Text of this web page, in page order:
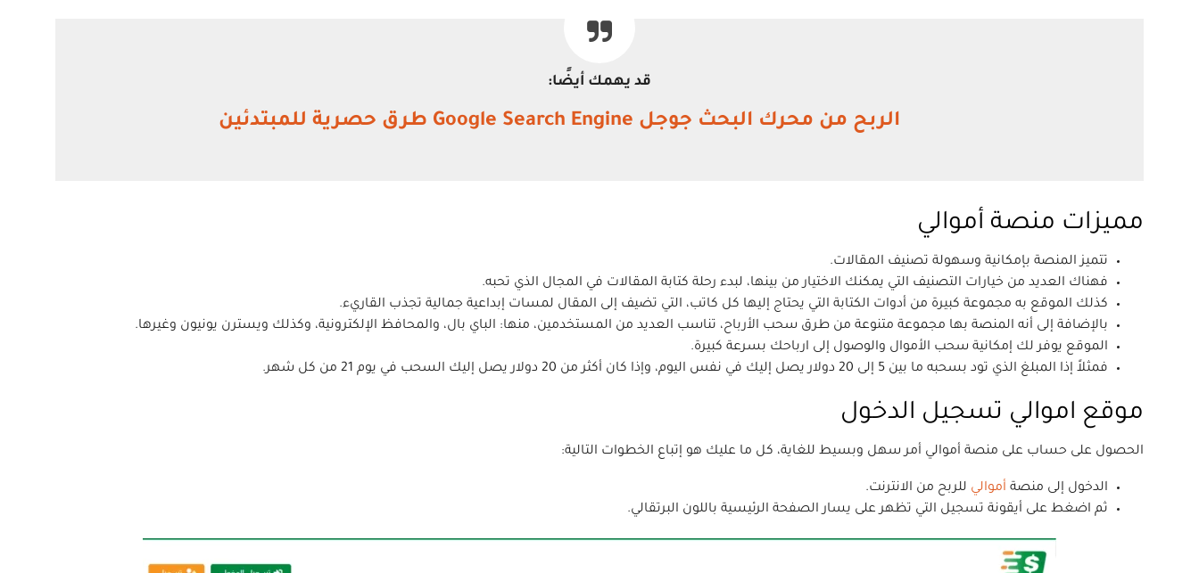
قد يهمك أيضًا:
الربح من محرك البحث جوجل Google Search Engine طرق حصرية للمبتدئين
مميزات منصة أموالي
تتميز المنصة بإمكانية وسهولة تصنيف المقالات.
فهناك العديد من خيارات التصنيف التي يمكنك الاختيار من بينها، لبدء رحلة كتابة المقالات في المجال الذي تحبه.
كذلك الموقع به مجموعة كبيرة من أدوات الكتابة التي يحتاج إليها كل كاتب، التي تضيف إلى المقال لمسات إبداعية جمالية تجذب القاريء.
بالإضافة إلى أنه المنصة بها مجموعة متنوعة من طرق سحب الأرباح، تناسب العديد من المستخدمين، منها: الباي بال، والمحافظ الإلكترونية، وكذلك ويسترن يونيون وغيرها.
الموقع يوفر لك إمكانية سحب الأموال والوصول إلى ارباحك بسرعة كبيرة.
فمثلاً إذا المبلغ الذي تود بسحبه ما بين 5 إلى 20 دولار يصل إليك في نفس اليوم، وإذا كان أكثر من 20 دولار يصل إليك السحب في يوم 21 من كل شهر.
موقع اموالي تسجيل الدخول
الحصول على حساب على منصة أموالي أمر سهل وبسيط للغاية، كل ما عليك هو إتباع الخطوات التالية:
الدخول إلى منصة أموالي للربح من الانترنت.
ثم اضغط على أيقونة تسجيل التي تظهر على يسار الصفحة الرئيسية باللون البرتقالي.